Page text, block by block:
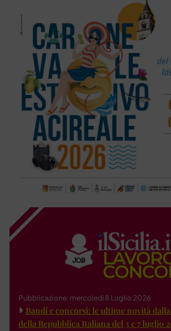
Pubblicazione: mercoledì 8 Luglio 2026
Bandi e concorsi: le ultime novità
della Repubblica Italiana del 3 e 7 luglio